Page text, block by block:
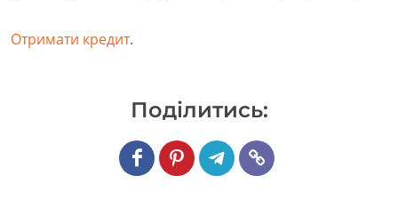
Отримати кредит.
Подiлитись: